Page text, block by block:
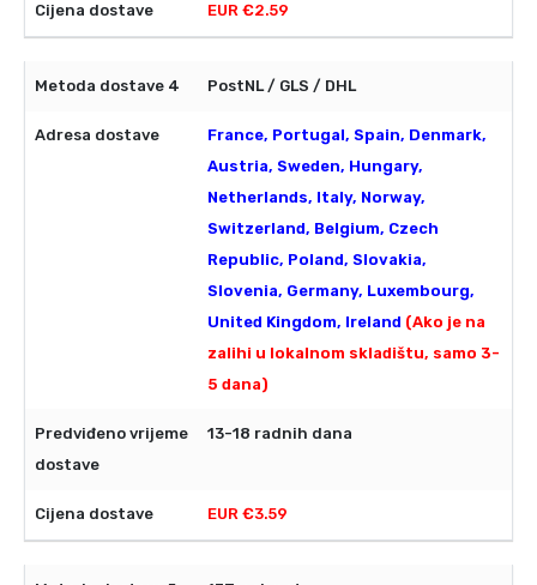
EUR €2.59
PostNL / GLS / DHL
France, Portugal, Spain, Denmark,
Austria, Sweden, Hungary,
Netherlands, Italy, Norway,
Switzerland, Belgium, Czech
Republic, Poland, Slovakia,
Slovenia, Germany, Luxembourg,
United Kingdom, Ireland (Ako je na
zalihi u lokalnom skladištu, samo 3-
5 dana)
13-18 radnih dana
EUR €3.59